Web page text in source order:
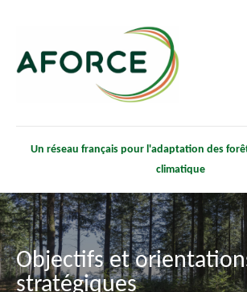
contenu
principal
Un réseau français pour l'adaptation des
climatique
Objectifs et
stratégiques